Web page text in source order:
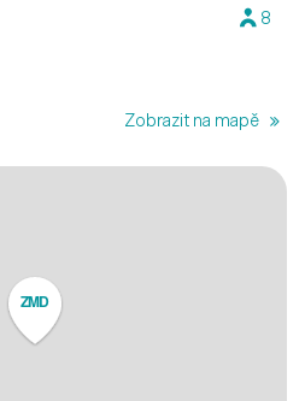
8
Zobrazit na mapě
ZMD